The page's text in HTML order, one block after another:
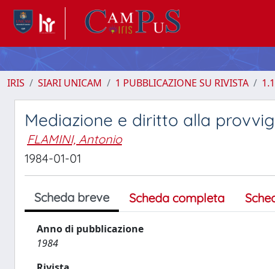
IRIS SIARI UNICAM 1 PUBBLICAZIONE SU RIVISTA
Mediazione e diritto alla
FLAMINI, Antonio
1984-01-01
Scheda breve Scheda completa
Anno di pubblicazione
1984